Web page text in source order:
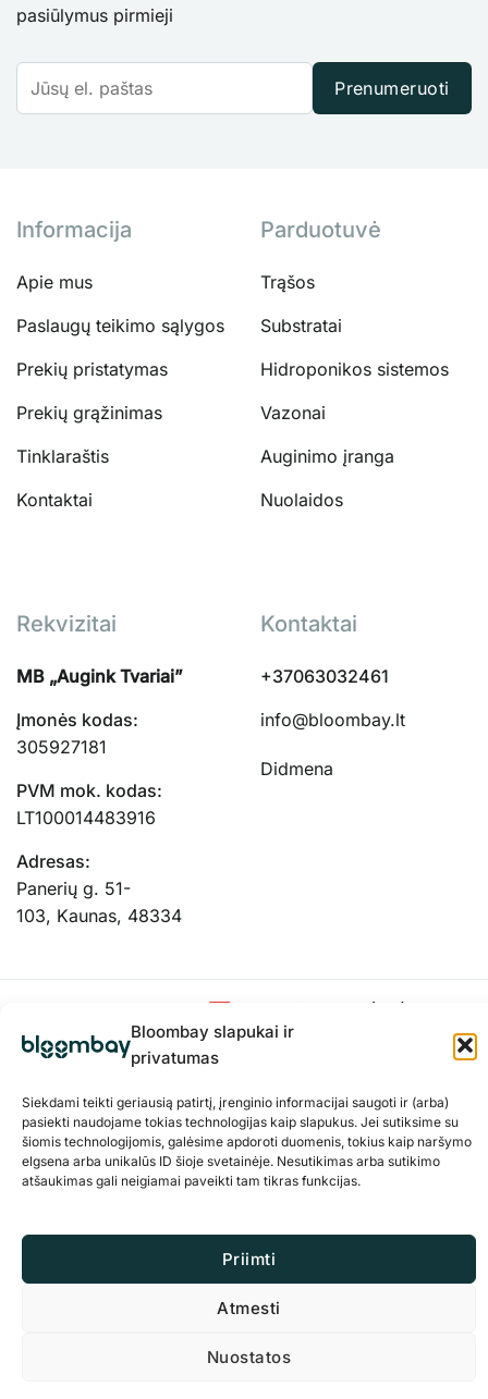
Bloombay slapukai ir
privatumas
Siekdami teikti geriausią patirtį, įrenginio informacijai saugoti ir (arba)
pasiekti naudojame tokias technologijas kaip slapukus. Jei sutiksime su
šiomis technologijomis, galėsime apdoroti duomenis, tokius kaip naršymo
elgsena arba unikalūs ID šioje svetainėje. Nesutikimas arba sutikimo
atšaukimas gali neigiamai paveikti tam tikras funkcijas.
Priimti
Atmesti
Nuostatos
pasiūlymus pirmieji
Prenumeruoti
Informacija
Apie mus
Paslaugų teikimo sąlygos
Prekių pristatymas
Prekių grąžinimas
Tinklaraštis
Kontaktai
Parduotuvė
Trąšos
Substratai
Hidroponikos sistemos
Vazonai
Auginimo įranga
Nuolaidos
Rekvizitai
MB „Augink Tvariai”
Įmonės kodas:
305927181
PVM mok. kodas:
LT100014483916
Adresas:
Panerių g. 51-
103, Kaunas, 48334
Kontaktai
+37063032461
info@bloombay.lt
Didmena